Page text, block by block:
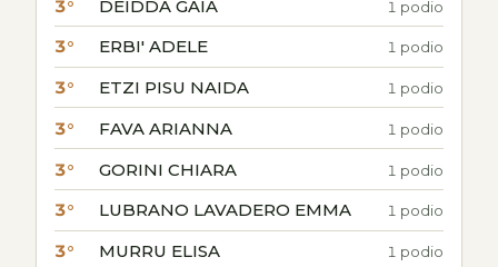
3° DEIDDA GAIA 1 podio
3° ERBI' ADELE 1 podio
3° ETZI PISU NAIDA 1 podio
3° FAVA ARIANNA 1 podio
3° GORINI CHIARA 1 podio
3° LUBRANO LAVADERO EMMA 1 podio
3° MURRU ELISA 1 podio